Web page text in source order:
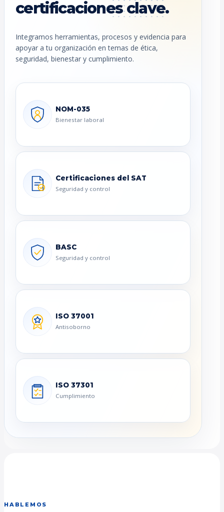
certificaciones clave.
Integramos herramientas, procesos y evidencia para
apoyar a tu organización en temas de ética,
seguridad, bienestar y cumplimiento.
NOM-035
Bienestar laboral
Certificaciones del SAT
Seguridad y control
BASC
Seguridad y control
ISO 37001
Antisoborno
ISO 37301
Cumplimiento
HABLEMOS